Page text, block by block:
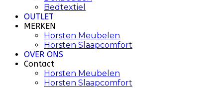
Bedtextiel
OUTLET
MERKEN
Horsten Meubelen
Horsten Slaapcomfort
OVER ONS
Contact
Horsten Meubelen
Horsten Slaapcomfort